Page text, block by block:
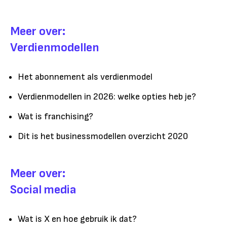
Meer over:
Verdienmodellen
Het abonnement als verdienmodel
Verdienmodellen in 2026: welke opties heb je?
Wat is franchising?
Dit is het businessmodellen overzicht 2020
Meer over:
Social media
Wat is X en hoe gebruik ik dat?